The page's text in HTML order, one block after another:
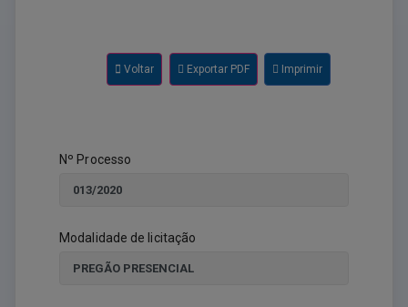
Voltar Exportar PDF Imprimir
Nº Processo
Modalidade de licitação